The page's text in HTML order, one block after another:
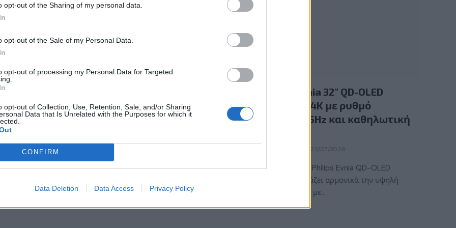
opt-out of the Sharing of my personal data.
opt-out of the Sale of my Personal Data.
opt-out of processing my Personal Data for Targeted
opt-out of Collection, Use, Retention, Sale, and/or Sharing
Data that Is Unrelated with the Purposes for which it
CONFIRM
Data Deletion Data Access Privacy Policy
E3 2017 – Creative Sound BlasterX AE-5,
κάρτα ήχου!
BY ΠΈΤΡΟΣ ΚΥΠΡΑΊΟΣ 16/06/2017
καινούρια προσθήκη στη σειρά Sound BlasterX Pro-
GAMING HARDWARE
Νέα Philips Evnia 32″ QD-OLED
gaming οθόνη 4K με ρυθμό
ανανέωσης 165Hz και καθηλωτική
22/07/2026
Η νέα gaming οθόνη Philips Evnia QD-OLED
32M2N6901A συνδυάζει αρμονικά την υψηλή
ποιότητα χρωμάτων με…